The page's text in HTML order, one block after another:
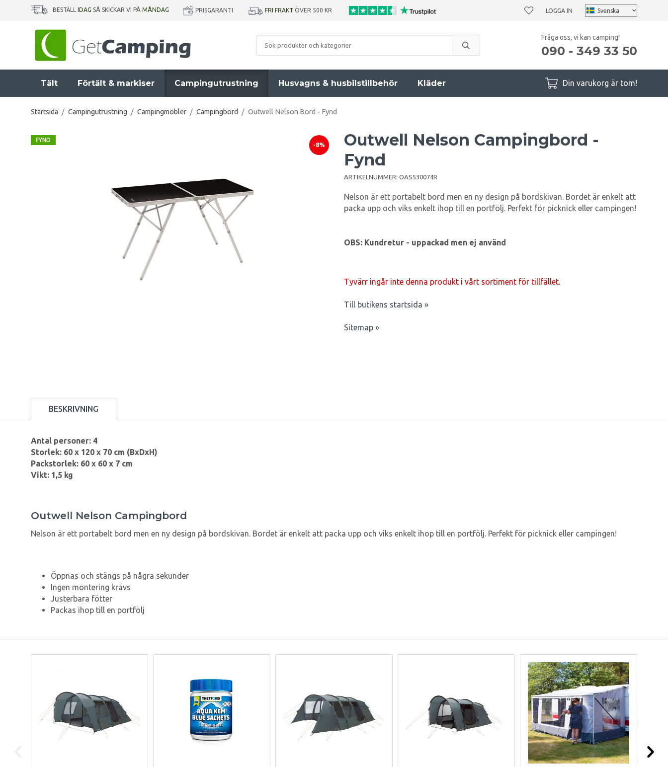
BESTÄLL IDAG SÅ SKICKAR VI PÅ MÅNDAG PRISGARANTI FRI FRAKT ÖVER 500 KR LOGGA IN
Fråga oss, vi kan camping!
090 - 349 33 50
Tält Förtält & markiser Campingutrustning Husvagns & husbilstillbehör Kläder Din varukorg är tom!
Startsida / Campingutrustning / Campingmöbler / Campingbord / Outwell Nelson Bord - Fynd
FYND
-8%
Outwell Nelson Campingbord -
Fynd
ARTIKELNUMMER: OAS530074R
Nelson är ett portabelt bord men en ny design på bordskivan. Bordet är enkelt att
packa upp och viks enkelt ihop till en portfölj. Perfekt för picknick eller campingen!
OBS: Kundretur - uppackad men ej använd
Tyvärr ingår inte denna produkt i vårt sortiment för tillfället.
Till butikens startsida »
Sitemap »
BESKRIVNING
Antal personer: 4
Storlek: 60 x 120 x 70 cm (BxDxH)
Packstorlek: 60 x 60 x 7 cm
Vikt: 1,5 kg
Outwell Nelson Campingbord
Nelson är ett portabelt bord men en ny design på bordskivan. Bordet är enkelt att packa upp och viks enkelt ihop till en portfölj. Perfekt för picknick eller campingen!
Öppnas och stängs på några sekunder
Ingen montering krävs
Justerbara fötter
Packas ihop till en portfölj